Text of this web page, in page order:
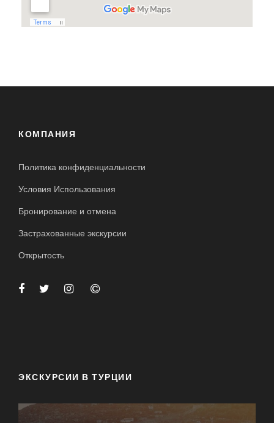
КОМПАНИЯ
Политика конфиденциальности
Условия Использования
Бронирование и отмена
Застрахованные экскурсии
Открытость
ЭКСКУРСИИ В ТУРЦИИ